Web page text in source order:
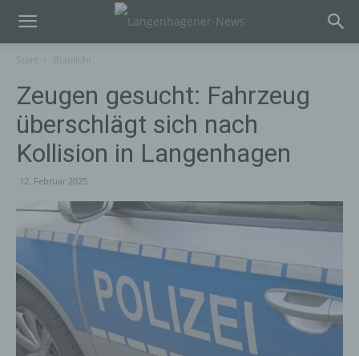
Zeugen gesucht: Fahrzeug
überschlägt sich nach
Kollision in Langenhagen
12. Februar 2025